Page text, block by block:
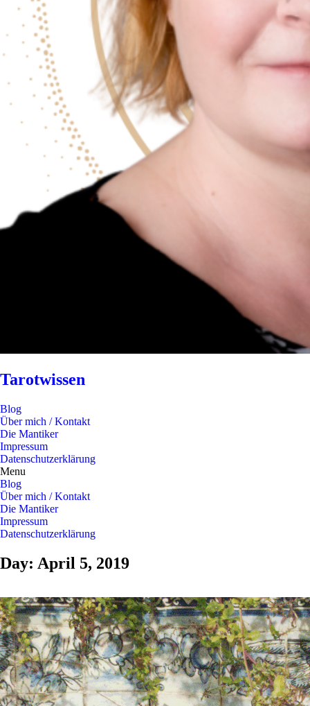
Tarotwissen
Blog
Über mich / Kontakt
Die Mantiker
Impressum
Datenschutzerklärung
Menu
Blog
Über mich / Kontakt
Die Mantiker
Impressum
Datenschutzerklärung
Day: April 5, 2019